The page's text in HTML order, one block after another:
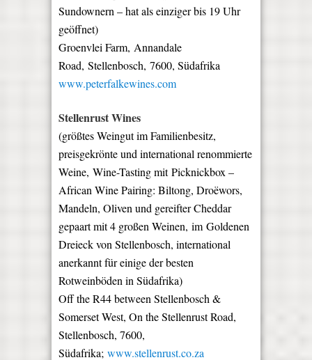
Sundownern – hat als einziger bis 19 Uhr
geöffnet)
Groenvlei Farm, Annandale
Road, Stellenbosch, 7600, Südafrika
www.peterfalkewines.com
Stellenrust Wines
(größtes Weingut im Familienbesitz,
preisgekrönte und international renommierte
Weine, Wine-Tasting mitPicknickbox –
African Wine Pairing: Biltong, Droëwors,
Mandeln, Oliven und gereifter Cheddar
gepaart mit 4 großen Weinen, im Goldenen
Dreieck von Stellenbosch, international
anerkannt für einige der besten
Rotweinböden in Südafrika)
Off the R44 between Stellenbosch &
Somerset West, On the Stellenrust Road,
Stellenbosch, 7600,
Südafrika; www.stellenrust.co.za